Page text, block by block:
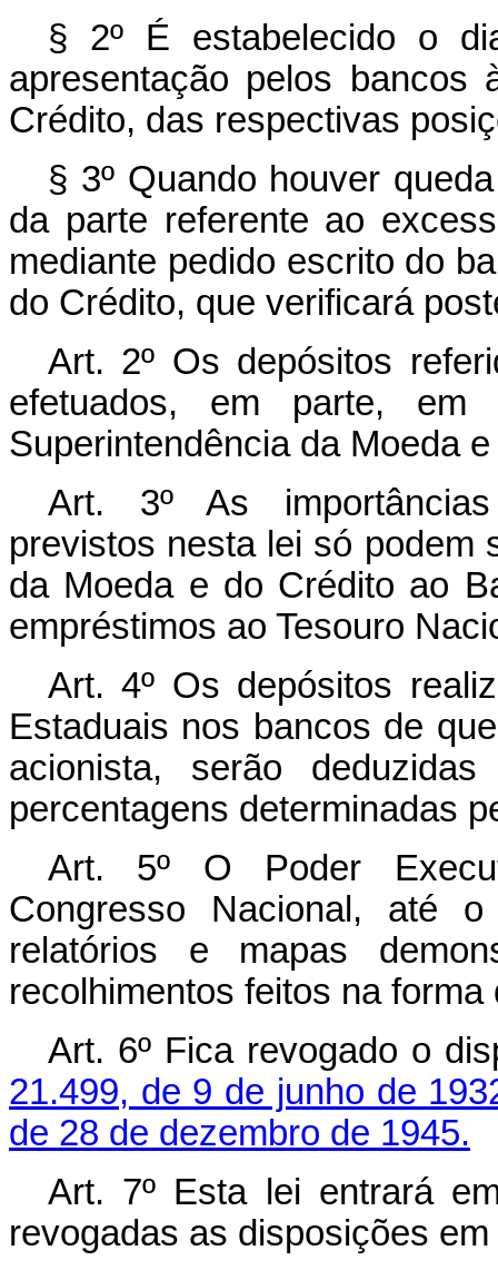
§ 2º É estabelecido o
apresentação pelos bancos
Crédito, das respectivas
§ 3º Quando houver
da parte referente ao
mediante pedido escrito do
do Crédito, que verificará
Art. 2º Os depósitos
efetuados, em parte,
Superintendência da Moeda
Art. 3º As
previstos nesta lei só podem
da Moeda e do Crédito ao
empréstimos ao Tesouro
Art. 4º Os depósitos
Estaduais nos bancos de
acionista, serão
percentagens determinadas
Art. 5º O Poder
Congresso Nacional, até
relatórios e mapas
recolhimentos feitos na forma
Art. 6º Fica revogado o
21.499, de 9 de junho de
de 28 de dezembro de 1945.
Art. 7º Esta lei entrará
revogadas as disposições